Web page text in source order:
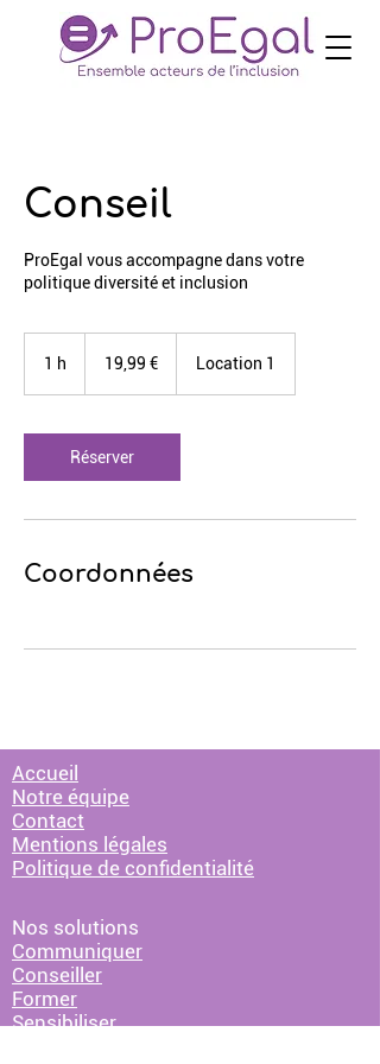
Conseil
ProEgal vous accompagne dans votre
politique diversité et inclusion
1 h 19,99 € Location 1
Réserver
Coordonnées
Accueil
Notre équipe
Contact
Mentions légales
Politique de confidentialité
Nos solutions
Communiquer
Conseiller
Former
Sensibiliser